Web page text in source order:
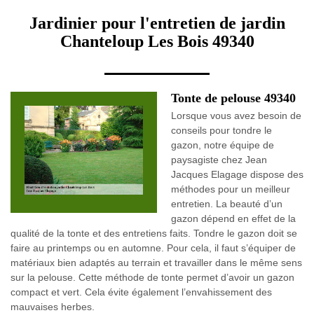
Jardinier pour l'entretien de jardin
Chanteloup Les Bois 49340
Tonte de pelouse 49340
Lorsque vous avez besoin de
conseils pour tondre le
gazon, notre équipe de
paysagiste chez Jean
Jacques Elagage dispose des
méthodes pour un meilleur
entretien. La beauté d’un
gazon dépend en effet de la
qualité de la tonte et des entretiens faits. Tondre le gazon doit se
faire au printemps ou en automne. Pour cela, il faut s’équiper de
matériaux bien adaptés au terrain et travailler dans le même sens
sur la pelouse. Cette méthode de tonte permet d’avoir un gazon
compact et vert. Cela évite également l’envahissement des
mauvaises herbes.